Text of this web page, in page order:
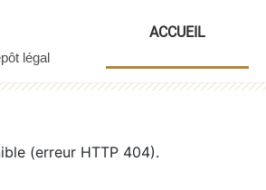
ACCUEIL
(erreur HTTP 404).